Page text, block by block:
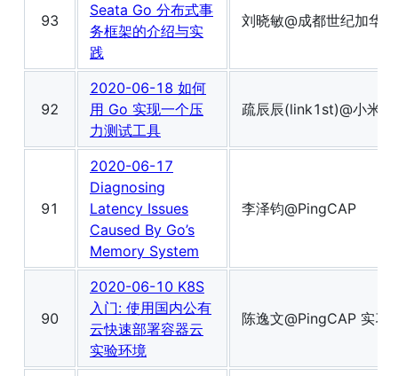
93
Seata Go 分布式事
务框架的介绍与实
践
刘晓敏@成都世纪加华
92
2020-06-18 如何
用 Go 实现一个压
力测试工具
疏辰辰(link1st)@小米
91
2020-06-17
Diagnosing
Latency Issues
Caused By Go’s
Memory System
李泽钧@PingCAP
90
2020-06-10 K8S
入门: 使用国内公有
云快速部署容器云
实验环境
陈逸文@PingCAP 实习